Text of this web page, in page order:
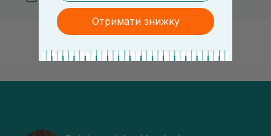
Отримати знижку